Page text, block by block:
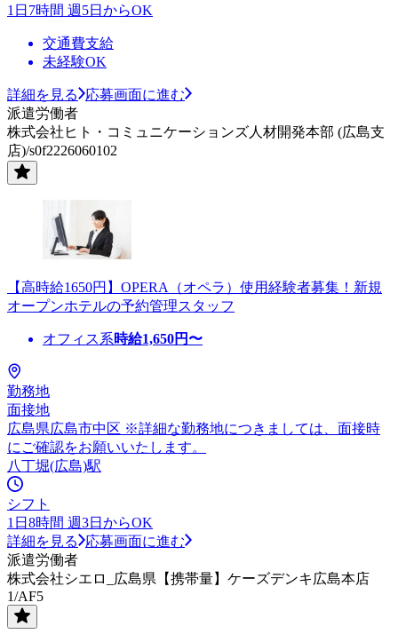
1日7時間 週5日からOK
交通費支給
未経験OK
詳細を見る
応募画面に進む
派遣労働者
株式会社ヒト・コミュニケーションズ人材開発本部 (広島支
店)/s0f2226060102
【高時給1650円】OPERA（オペラ）使用経験者募集！新規
オープンホテルの予約管理スタッフ
オフィス系時給1,650円〜
勤務地
面接地
広島県広島市中区 ※詳細な勤務地につきましては、面接時
にご確認をお願いいたします。
八丁堀(広島)駅
シフト
1日8時間 週3日からOK
詳細を見る
応募画面に進む
派遣労働者
株式会社シエロ_広島県【携帯量】ケーズデンキ広島本店
1/AF5